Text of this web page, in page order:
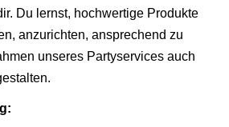
Du lernst, hochwertige Produkte
anzurichten, ansprechend zu
unseres Partyservices auch